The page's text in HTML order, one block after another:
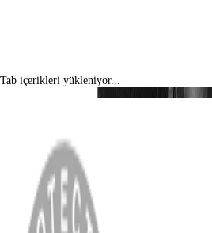
Tab içerikleri yükleniyor...
MENÜ
Anasayfa
Hakkımızda
Blog